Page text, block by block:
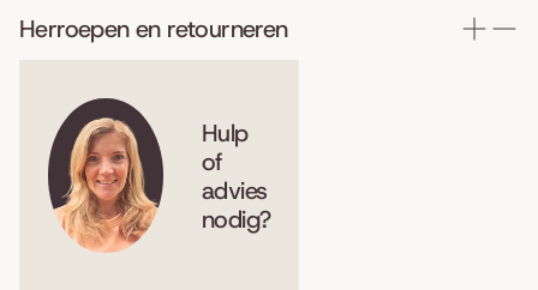
Herroepen en retourneren
Hulp
of
advies
nodig?